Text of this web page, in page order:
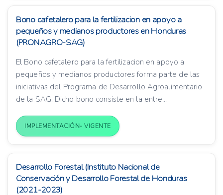
Bono cafetalero para la fertilizacion en apoyo a
pequeños y medianos productores en Honduras
(PRONAGRO-SAG)
El Bono cafetalero para la fertilizacion en apoyo a
pequeños y medianos productores forma parte de las
iniciativas del Programa de Desarrollo Agroalimentario
de la SAG. Dicho bono consiste en la entre...
IMPLEMENTACIÓN- VIGENTE
Desarrollo Forestal (Instituto Nacional de
Conservación y Desarrollo Forestal de Honduras
(2021-2023)